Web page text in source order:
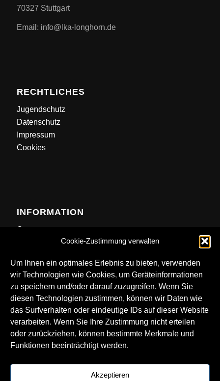
Cookie-Zustimmung verwalten
Um Ihnen ein optimales Erlebnis zu bieten, verwenden
wir Technologien wie Cookies, um Geräteinformationen
zu speichern und/oder darauf zuzugreifen. Wenn Sie
diesen Technologien zustimmen, können wir Daten wie
das Surfverhalten oder eindeutige IDs auf dieser Website
verarbeiten. Wenn Sie Ihre Zustimmung nicht erteilen
oder zurückziehen, können bestimmte Merkmale und
Funktionen beeinträchtigt werden.
Akzeptieren
70327 Stuttgart
Email: info@lka-longhorn.de
RECHTLICHES
Jugendschutz
Datenschutz
Impressum
Cookies
INFORMATION
Contact
DOWNLOADS
Technical Rider
LKA Logos
Getränkekarte